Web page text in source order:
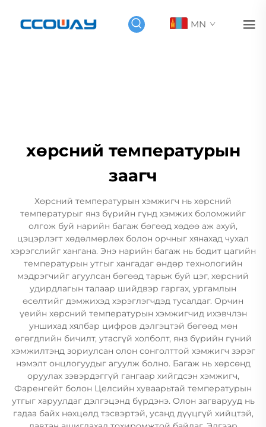
MN
хөрсний температурын
заагч
Хөрсний температурын хэмжигч нь хөрсний
температурыг янз бүрийн гүнд хэмжих боломжийг
олгож буй нарийн багаж бөгөөд хөдөө аж ахуй,
цэцэрлэгт хөдөлмөрлөх болон орчныг хянахад чухал
хэрэгслийг хангана. Энэ нарийн багаж нь бодит цагийн
температурын утгыг хангадаг өндөр технологийн
мэдрэгчийг агуулсан бөгөөд тарьж буй цэг, хөрсний
удирдлагын талаар шийдвэр гаргах, ургамлын
өсөлтийг дэмжихэд хэрэглэгчдэд тусалдаг. Орчин
үеийн хөрсний температурын хэмжигчид ихэвчлэн
уншихад хялбар цифров дэлгэцтэй бөгөөд мөн
өгөгдлийн бичилт, утасгүй холболт, янз бүрийн гүний
хэмжилтэнд зориулсан олон сонголттой хэмжигч зэрэг
нэмэлт онцлогуудыг агуулж болно. Багаж нь хөрсөнд
оруулах зэвэрдэггүй гангаар хийгдсэн хэмжигч,
Фаренгейт болон Целсийн хуваарьтай температурын
утгыг харуулдаг дэлгэцэнд бүрдэнэ. Олон загварууд нь
гадаа байх нөхцөлд тэсвэртэй, усанд дүүцгүй хийцтэй,